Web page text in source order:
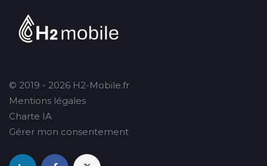
© 2019 - 2026 H2-Mobile.fr
Mentions légales
Charte IA
Gérer mon consentement